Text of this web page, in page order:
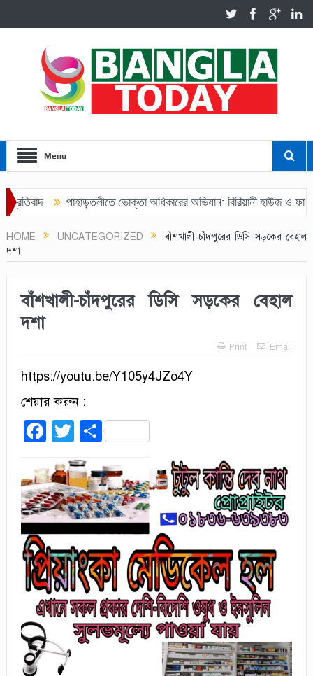
Menu
পাহাড়তলীতে ভোক্তা অধিকারের অভিযান: বিরিয়ানী হাউজ ও
HOME UNCATEGORIZED
বাঁশখালী-চাঁদপুরের ডিসি সড়কের বেহাল
দশা
বাঁশখালী-চাঁদপুরের ডিসি সড়কের বেহাল
দশা
Print Email
https://youtu.be/Y105y4JZo4Y
শেয়ার করুন :
Facebook
Twitter
Share